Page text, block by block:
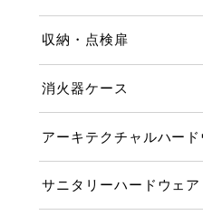
収納・点検扉
消火器ケース
アーキテクチャルハード
サニタリーハードウェア